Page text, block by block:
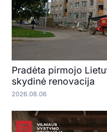
Pradėta pirmojo
skydinė renovacija
2026.08.06